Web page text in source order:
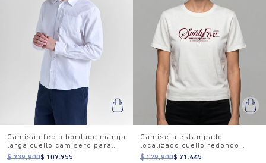
Camisa efecto bordado manga
larga cuello camisero para
hombre
$ 239.900$ 107.955
Camiseta estampado
localizado cuello redondo
para mujer
$ 129.900$ 71.445